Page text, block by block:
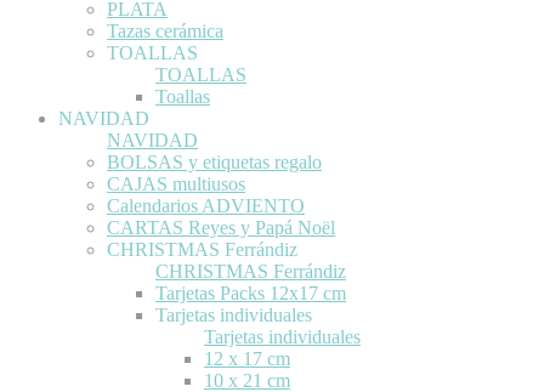
PLATA
Tazas cerámica
TOALLAS
TOALLAS
Toallas
NAVIDAD
NAVIDAD
BOLSAS y etiquetas regalo
CAJAS multiusos
Calendarios ADVIENTO
CARTAS Reyes y Papá Noël
CHRISTMAS Ferrándiz
CHRISTMAS Ferrándiz
Tarjetas Packs 12x17 cm
Tarjetas individuales
Tarjetas individuales
12 x 17 cm
10 x 21 cm